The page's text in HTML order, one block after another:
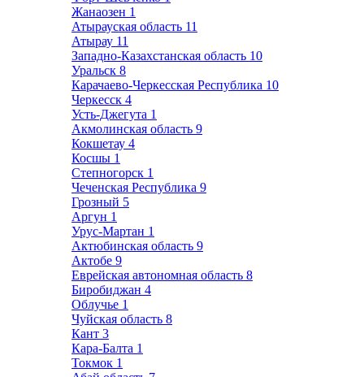
Жанаозен 1
Атырауская область 11
Атырау 11
Западно-Казахстанская область 10
Уральск 8
Карачаево-Черкесская Республика 10
Черкесск 4
Усть-Джегута 1
Акмолинская область 9
Кокшетау 4
Косшы 1
Степногорск 1
Чеченская Республика 9
Грозный 5
Аргун 1
Урус-Мартан 1
Актюбинская область 9
Актобе 9
Еврейская автономная область 8
Биробиджан 4
Облучье 1
Чуйская область 8
Кант 3
Кара-Балта 1
Токмок 1